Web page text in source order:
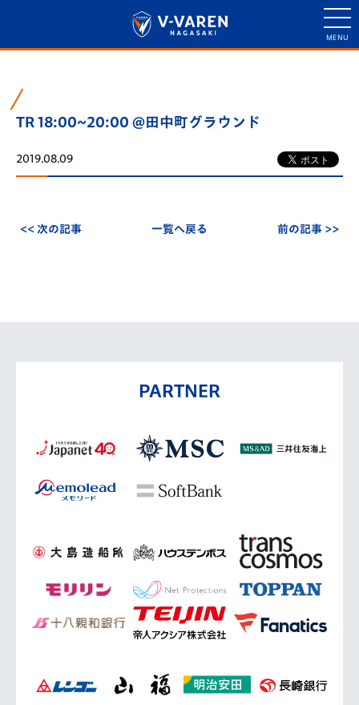
TR 18:00~20:00 @田中町グラウンド
2019.08.09
<< 次の記事 一覧へ戻る 前の記事 >>
PARTNER